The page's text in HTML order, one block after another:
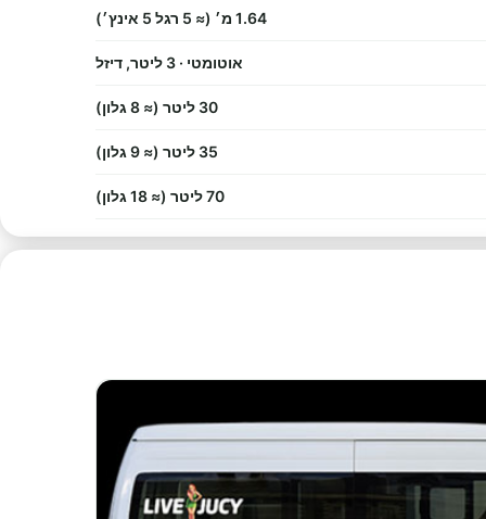
1.64 מ׳ (≈ 5 רגל 5 אינץ׳)
אוטומטי · 3 ליטר, דיזל
30 ליטר (≈ 8 גלון)
35 ליטר (≈ 9 גלון)
70 ליטר (≈ 18 גלון)